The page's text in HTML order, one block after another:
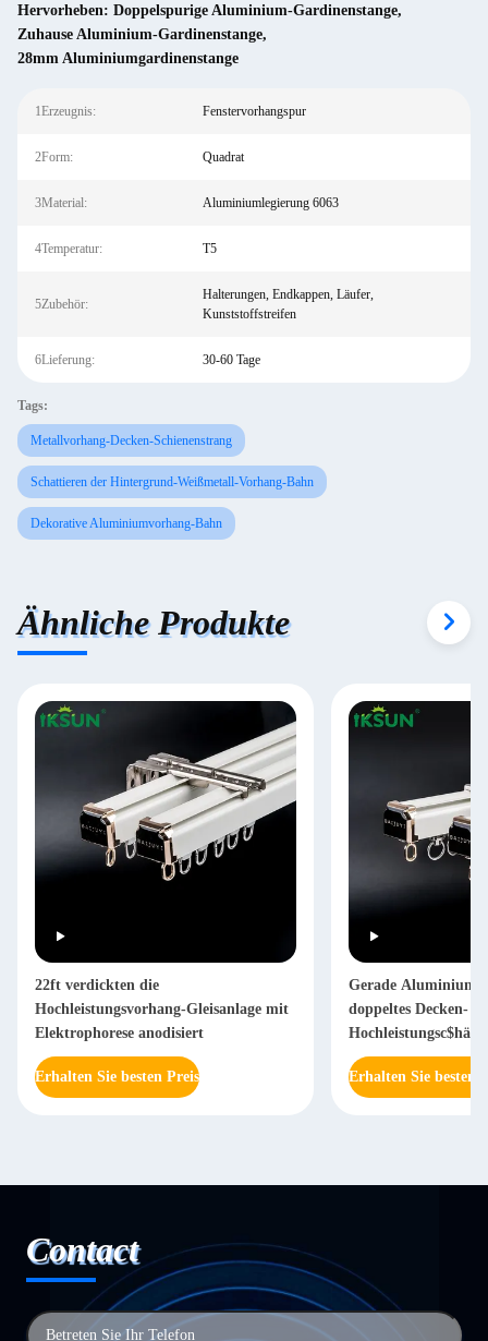
Hervorheben: Doppelspurige Aluminium-Gardinenstange,
Zuhause Aluminium-Gardinenstange,
28mm Aluminiumgardinenstange
1Erzeugnis: Fenstervorhangspur
2Form: Quadrat
3Material: Aluminiumlegierung 6063
4Temperatur: T5
5Zubehör:
Halterungen, Endkappen, Läufer,
Kunststoffstreifen
6Lieferung: 30-60 Tage
Tags:
Metallvorhang-Decken-Schienenstrang
Schattieren der Hintergrund-Weißmetall-Vorhang-Bahn
Dekorative Aluminiumvorhang-Bahn
Ähnliche Produkte
22ft verdickten die
Hochleistungsvorhang-Gleisanlage mit
Elektrophorese anodisiert
Erhalten Sie besten Preis
Gerade
doppeltes Decken-
Erhalten Sie besten
Contact